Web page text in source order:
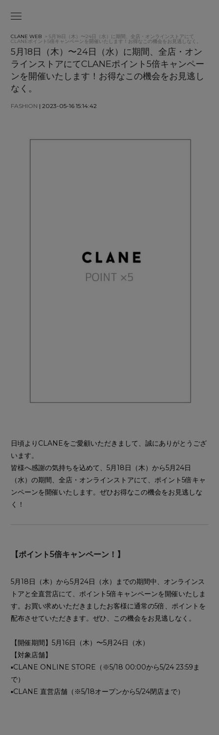
CLANE WEB > 5月18日（木）〜24日（水）に期間、全店・オンラインストアにて
CLANEポイント5倍キャンペーンを開催いたします！お得なこの機会をお見逃しなく。
5月18日（木）〜24日（水）に期間、全店・オン
ラインストアにてCLANEポイント5倍キャンペー
ンを開催いたします！お得なこの機会をお見逃し
なく。
FASHION | 2023-05-16 15:14:42
日頃よりCLANEをご愛顧いただきまして、誠にありがとうござ
います。
皆様へ感謝の気持ちを込めて、5月18日（木）から5月24日
（水）の期間、全店・オンラインストアにて、ポイント5倍キャ
ンペーンを開催いたします。ぜひお得なこの機会をお見逃しな
く！
【ポイント5倍キャンペーン！】
5月18日（木）から5月24日（水）までの期間中、オンラインス
トアと全直営店にて、ポイント5倍キャンペーンを開催いたしま
す。お買い求めいただきましたお客様に通常の5倍、ポイントを
配布させていただきます。ぜひ、この機会をお見逃しなく。
【開催期間】5月16日（木）〜5月24日（水）
【対象店舗】
▪︎CLANE ONLINE STORE（※5/18 00:00から5/24 23:59ま
で）
▪︎CLANE 直営店舗（※5/18オープンから5/24閉店まで）